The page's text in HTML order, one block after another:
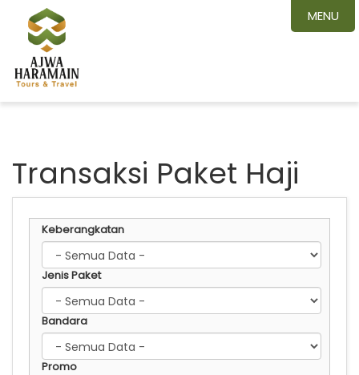
Transaksi Paket Haji
Keberangkatan
Jenis Paket
Bandara
Promo
MENU